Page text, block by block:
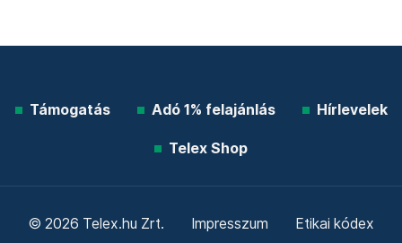
Támogatás Adó 1% felajánlás Hírlevelek
Telex Shop
© 2026 Telex.hu Zrt. Impresszum Etikai kódex